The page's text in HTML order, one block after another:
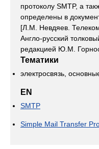
протоколу SMTP, а
определены в
[Л.М. Невдяев.
Англо-русский
редакцией Ю.М.
Тематики
электросвязь,
EN
SMTP
Simple Mail Transfer